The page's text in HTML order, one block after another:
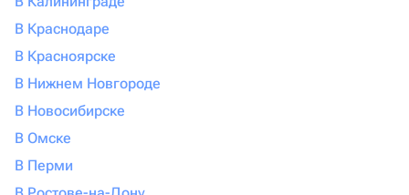
В Краснодаре
В Красноярске
В Нижнем Новгороде
В Новосибирске
В Омске
В Перми